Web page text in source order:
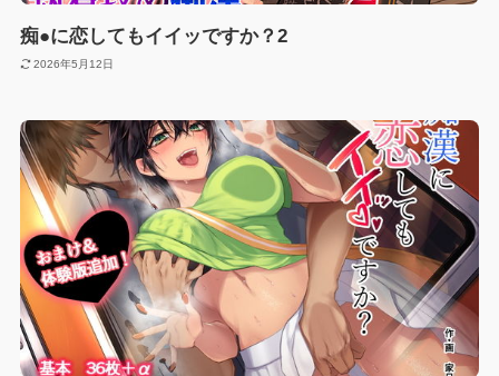
痴●に恋してもイイッですか？2
2026年5月12日